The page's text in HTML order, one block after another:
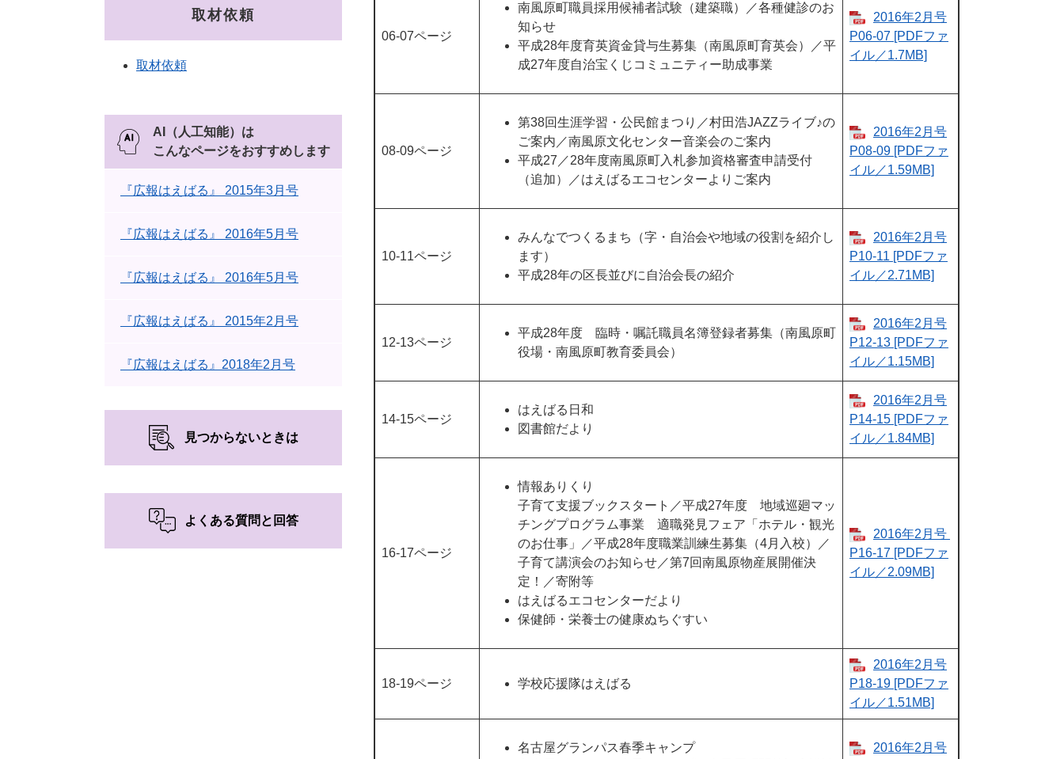
06-07ページ
南風原町職員採用候補者試験（建築職）／各種健診のお
知らせ
平成28年度育英資金貸与生募集（南風原町育英会）／平
成27年度自治宝くじコミュニティー助成事業
2016年2月号
P06-07​​ [PDFファ
イル／1.7MB]
08-09ページ
第38回生涯学習・公民館まつり／村田浩JAZZライブ♪の
ご案内／南風原文化センター音楽会のご案内
平成27／28年度南風原町入札参加資格審査申請受付
（追加）／はえばるエコセンターよりご案内
2016年2月号
P08-09​​ [PDFファ
イル／1.59MB]
10-11ページ
みんなでつくるまち（字・自治会や地域の役割を紹介し
ます）
平成28年の区長並びに自治会長の紹介
2016年2月号
P10-11​​ [PDFファ
イル／2.71MB]
12-13ページ
平成28年度 臨時・嘱託職員名簿登録者募集（南風原町
役場・南風原町教育委員会）
2016年2月号
P12-13​​ [PDFファ
イル／1.15MB]
14-15ページ
はえばる日和
図書館だより
2016年2月号​
P14-15​​ [PDFファ
イル／1.84MB]
16-17ページ
情報ありくり
子育て支援ブックスタート／平成27年度 地域巡廻マッ
チングプログラム事業 適職発見フェア「ホテル・観光
のお仕事」／平成28年度職業訓練生募集（4月入校）／
子育て講演会のお知らせ／第7回南風原物産展開催決
定！／寄附等
はえばるエコセンターだより
保健師・栄養士の健康ぬちぐすい
2016年2月号 ​
P16-17​​ [PDFファ
イル／2.09MB]
18-19ページ 学校応援隊はえばる
2016年2月号
P18-19 [PDFファ
イル／1.51MB]
名古屋グランパス春季キャンプ
2016年2月号
取材依頼
取材依頼
AI（人工知能）は
こんなページをおすすめします
『広報はえばる』 2015年3月号
『広報はえばる』 2016年5月号
『広報はえばる』 2016年5月号
『広報はえばる』 2015年2月号
『広報はえばる』2018年2月号
見つからないときは
よくある質問と回答